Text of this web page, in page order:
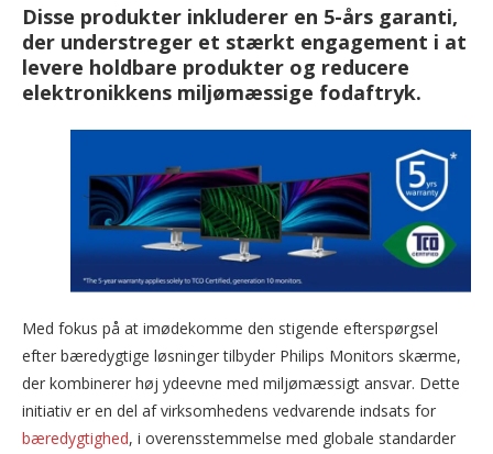
Disse produkter inkluderer en 5-års garanti,
der understreger et stærkt engagement i at
levere holdbare produkter og reducere
elektronikkens miljømæssige fodaftryk.
Med fokus på at imødekomme den stigende efterspørgsel
efter bæredygtige løsninger tilbyder Philips Monitors skærme,
der kombinerer høj ydeevne med miljømæssigt ansvar. Dette
initiativ er en del af virksomhedens vedvarende indsats for
bæredygtighed, i overensstemmelse med globale standarder